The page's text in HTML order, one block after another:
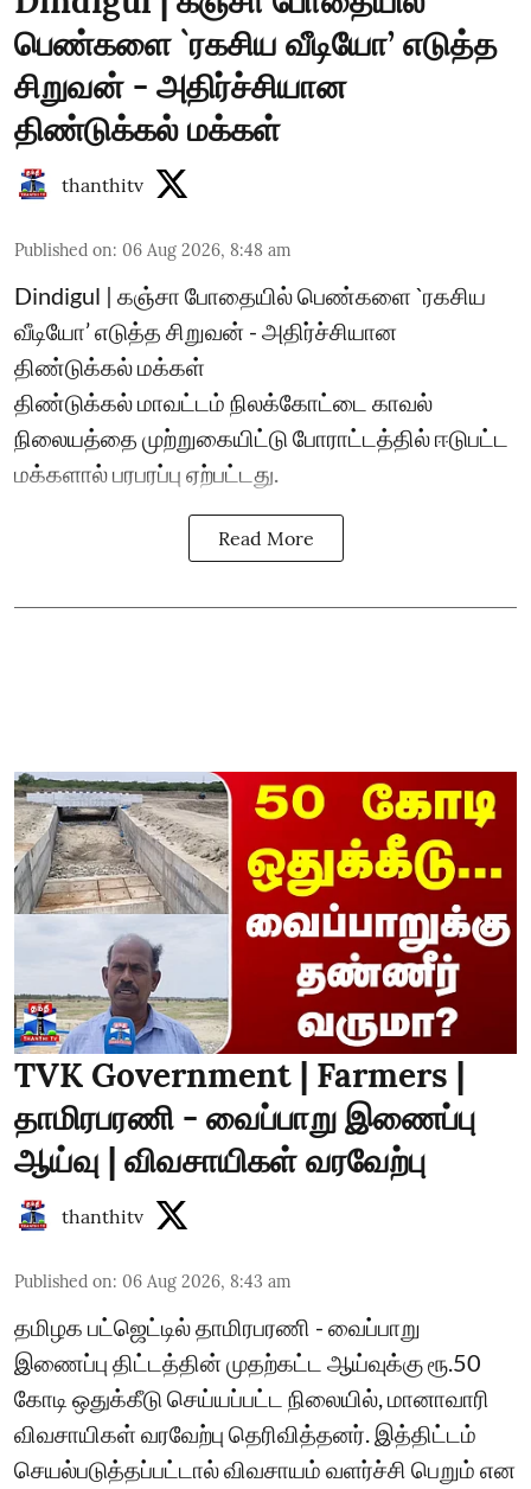
பெண்களை `ரகசிய வீடியோ’ எடுத்த
சிறுவன் - அதிர்ச்சியான
திண்டுக்கல் மக்கள்
thanthitv
Published on: 06 Aug 2026, 8:48 am
Dindigul | கஞ்சா போதையில் பெண்களை `ரகசிய
வீடியோ’ எடுத்த சிறுவன் - அதிர்ச்சியான
திண்டுக்கல் மக்கள்
திண்டுக்கல் மாவட்டம் நிலக்கோட்டை காவல்
நிலையத்தை முற்றுகையிட்டு போராட்டத்தில் ஈடுபட்ட
மக்களால் பரபரப்பு ஏற்பட்டது.
Read More
TVK Government | Farmers |
தாமிரபரணி - வைப்பாறு இணைப்பு
ஆய்வு | விவசாயிகள் வரவேற்பு
thanthitv
Published on: 06 Aug 2026, 8:43 am
தமிழக பட்ஜெட்டில் தாமிரபரணி - வைப்பாறு
இணைப்பு திட்டத்தின் முதற்கட்ட ஆய்வுக்கு ரூ.50
கோடி ஒதுக்கீடு செய்யப்பட்ட நிலையில், மானாவாரி
விவசாயிகள் வரவேற்பு தெரிவித்தனர். இத்திட்டம்
செயல்படுத்தப்பட்டால் விவசாயம் வளர்ச்சி பெறும் என